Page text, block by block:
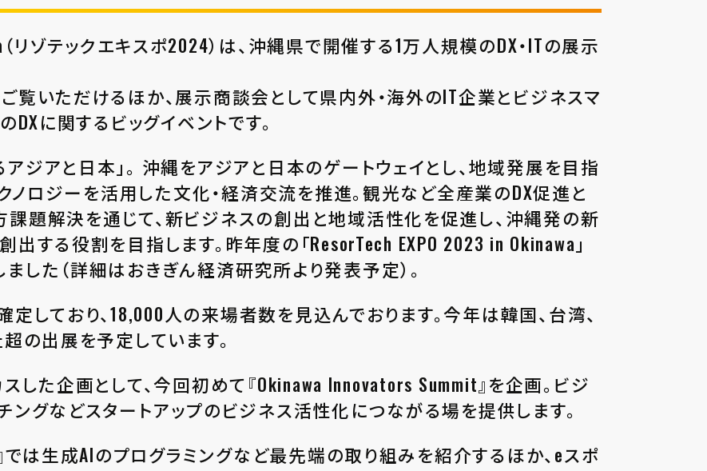
リゾテックエキスポ2024）は、沖縄県で開催する1万人規模のDX・ITの展示
覧いただけるほか、展示商談会として県内外・海外のIT企業とビジネスマ
に関するビッグイベントです。
ジアと日本」。 沖縄をアジアと日本のゲートウェイとし、地域発展を目指
ノロジーを活用した文化・経済交流を推進。観光など全産業のDX促進と
題解決を通じて、新ビジネスの創出と地域活性化を促進し、沖縄発の新
する役割を目指します。昨年度の「ResorTech EXPO 2023 in Okinawa」
した（詳細はおきぎん経済研究所より発表予定）。
しており、18,000人の来場者数を見込んでおります。今年は韓国、台湾、
の出展を予定しています。
した企画として、今回初めて『Okinawa Innovators Summit』を企画。ビジ
ングなどスタートアップのビジネス活性化につながる場を提供します。
では生成AIのプログラミングなど最先端の取り組みを紹介するほか、eスポ